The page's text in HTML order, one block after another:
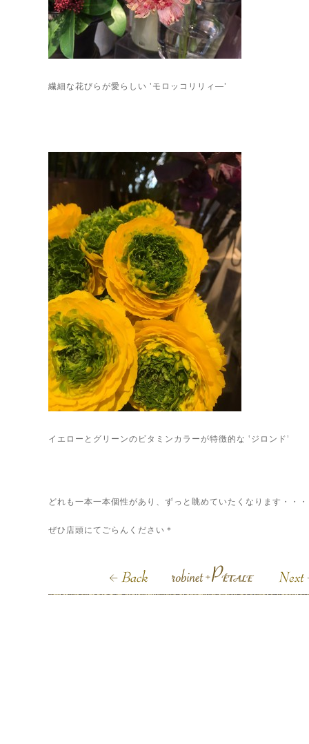
繊細な花びらが愛らしい ‛モロッコリリィ―’
イエローとグリーンのビタミンカラーが特徴的な ‛ジロンド’
どれも一本一本個性があり、ずっと眺めていたくなります・・・
ぜひ店頭にてごらんください＊